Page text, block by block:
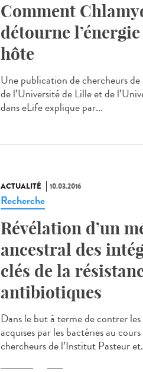
Comment
détourne
hôte
Une publication de chercheurs
de l’Université de Lille et de
dans eLife explique par...
ACTUALITÉ 10.03.2016
Recherche
Révélation d’un
ancestral des
clés de la
antibiotiques
Dans le but à terme de contrer
acquises par les bactéries au
chercheurs de l’Institut Pasteur